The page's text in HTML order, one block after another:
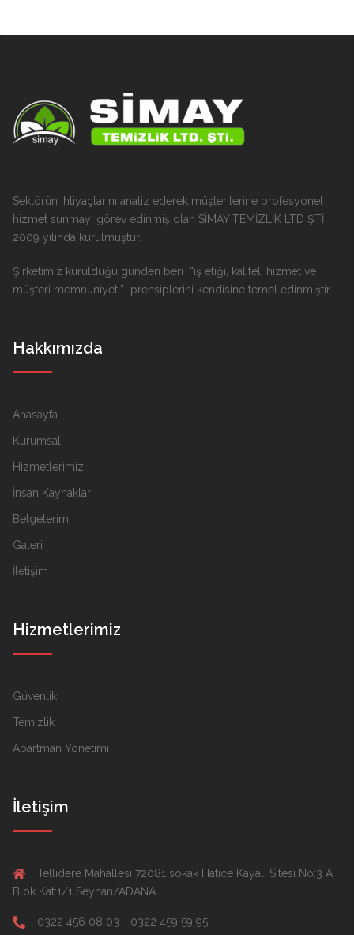
Sektörün ihtiyaçlarını analiz ederek müşterilerine profesyonel
hizmet sunmayı görev edinmiş olan SİMAY TEMİZLİK LTD ŞTİ
2009 yılında kurulmuştur.
Şirketimiz kurulduğu günden beri “iş etiği, kaliteli hizmet ve
müşteri memnuniyeti” prensiplerini kendisine temel edinmiştir.
Hakkımızda
Anasayfa
Kurumsal
Hizmetlerimiz
İnsan Kaynakları
Belgelerim
Galeri
İletişim
Hizmetlerimiz
Güvenlik
Temizlik
Apartman Yönetimi
İletişim
Tellidere Mahallesi 72081 sokak Hatice Kayalı Sitesi No:3 A
Blok Kat:1/1 Seyhan/ADANA
0322 456 08 03 - 0322 459 59 95